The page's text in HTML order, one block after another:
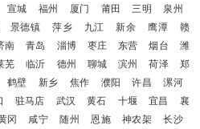
宣城 福州 厦门 莆田 三明
泉州
景德镇 萍乡 九江 新余 鹰潭
赣
南 青岛 淄博 枣庄 东营 烟台
潍
芜 临沂 德州 聊城 滨州 荷泽
郑
鹤壁 新乡 焦作 濮阳 许昌
漯河
驻马店 武汉 黄石 十堰 宜昌
襄
冈 咸宁 随州 恩施 神农架
长沙